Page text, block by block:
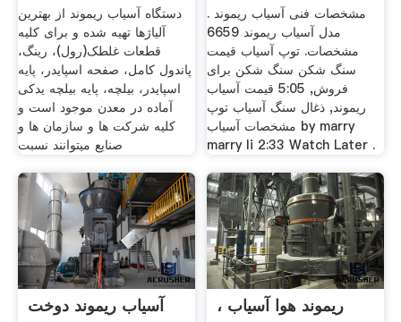
دستگاه آسیاب ریموند از بهترین
آلیاژها تهیه شده و برای کلیه
قطعات غلطک(رول)، رینگ،
پاندول کامل، صفحه اسپایدر، پایه
اسپایدر، بیلچه، پایه بیلچه یدکی
آماده در معدن موجود است و
کلیه شرکت ها و سازمان ها و
صنایع میتوانند نسبت
مشخصات فنی آسیاب ریموند .
مدل آسیاب ریموند 6659
مشخصات. توپ آسیاب قیمت
سنگ شکن سنگ شکن برای
فروش, 5:05 قیمت آسیاب
ریموند, ذغال سنگ آسیاب توپ
مشخصات آسیاب by marry
marry li 2:33 Watch Later .
آسیاب ریموند دوخت ، ریموند هوا آسیاب